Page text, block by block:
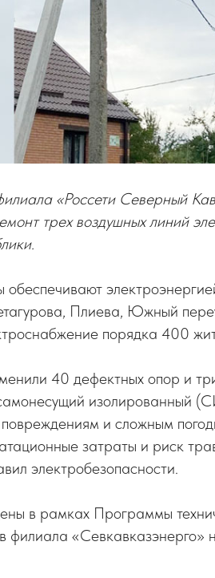
«Россети Северный
трех воздушных линий
обеспечивают
Плиева, Южный
порядка 400
40 дефектных опор и
изолированный
и сложным
затраты и риск
электробезопасности.
в рамках Программы
филиала «Севкавказэнерго»